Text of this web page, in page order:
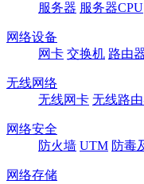
服务器 服务器CPU
网络设备
网卡 交换机 路由
无线网络
无线网卡 无线路
网络安全
防火墙 UTM 防毒
网络存储